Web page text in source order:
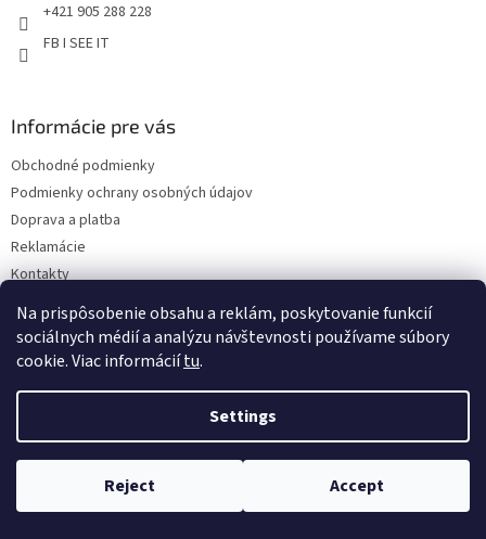
Na prispôsobenie obsahu a reklám, poskytovanie funkcií
sociálnych médií a analýzu návštevnosti používame súbory
cookie. Viac informáciítu.
Settings
Reject Accept
+421 905 288 228
FB I SEE IT
Informácie pre vás
Obchodné podmienky
Podmienky ochrany osobných údajov
Doprava a platba
Reklamácie
Kontakty
Eshop ISEEIT. All rights reserved.
settings